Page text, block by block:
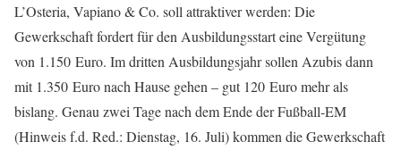
L’Osteria, Vapiano & Co. soll attraktiver werden: Die
Gewerkschaft fordert für den Ausbildungsstart eine Vergütung
von 1.150 Euro. Im dritten Ausbildungsjahr sollen Azubis dann
mit 1.350 Euro nach Hause gehen – gut 120 Euro mehr als
bislang. Genau zwei Tage nach dem Ende der Fußball-EM
(Hinweis f.d. Red.: Dienstag, 16. Juli) kommen die Gewerkschaft